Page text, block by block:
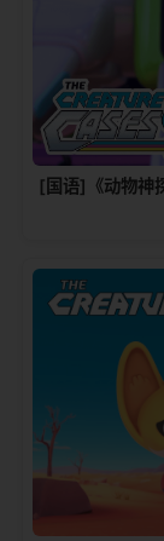
[国语]《动物神